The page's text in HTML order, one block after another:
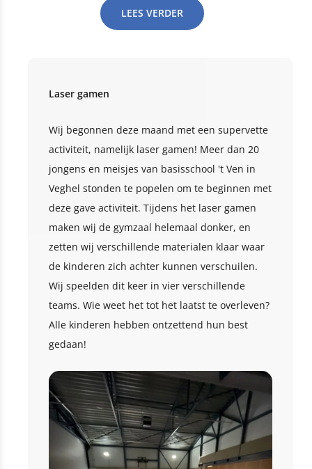
LEES VERDER
Laser gamen
Wij begonnen deze maand met een supervette
activiteit, namelijk laser gamen! Meer dan 20
jongens en meisjes van basisschool 't Ven in
Veghel stonden te popelen om te beginnen met
deze gave activiteit. Tijdens het laser gamen
maken wij de gymzaal helemaal donker, en
zetten wij verschillende materialen klaar waar
de kinderen zich achter kunnen verschuilen.
Wij speelden dit keer in vier verschillende
teams. Wie weet het tot het laatst te overleven?
Alle kinderen hebben ontzettend hun best
gedaan!